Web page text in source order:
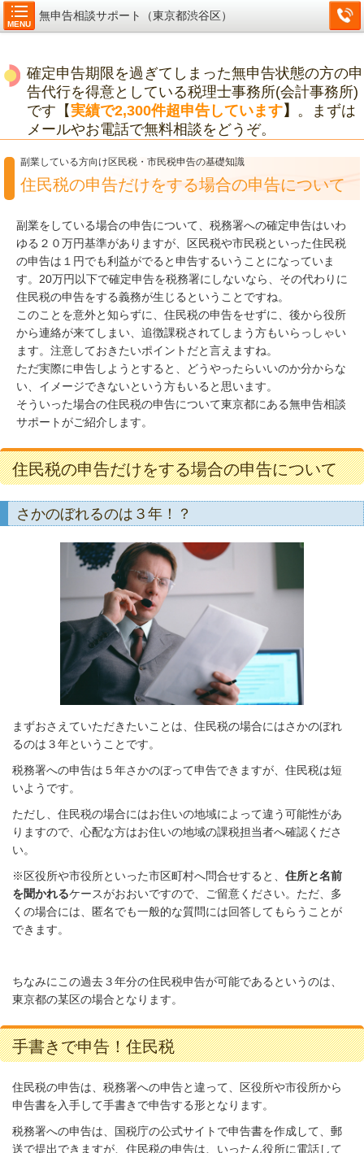
MENU
無申告相談サポート（東京都渋谷区）
確定申告期限を過ぎてしまった無申告状態の方の申
告代行を得意としている税理士事務所(会計事務所)
です【実績で2,300件超申告しています】 。まずは
メールやお電話で無料相談をどうぞ。
副業している方向け区民税・市民税申告の基礎知識
住民税の申告だけをする場合の申告について
副業をしている場合の申告について、税務署への確定申告はいわ
ゆる２０万円基準がありますが、区民税や市民税といった住民税
の申告は１円でも利益がでると申告するいうことになっていま
す。20万円以下で確定申告を税務署にしないなら、その代わりに
住民税の申告をする義務が生じるということですね。
このことを意外と知らずに、住民税の申告をせずに、後から役所
から連絡が来てしまい、追徴課税されてしまう方もいらっしゃい
ます。注意しておきたいポイントだと言えますね。
ただ実際に申告しようとすると、どうやったらいいのか分からな
い、イメージできないという方もいると思います。
そういった場合の住民税の申告について東京都にある無申告相談
サポートがご紹介します。
住民税の申告だけをする場合の申告について
さかのぼれるのは３年！？
まずおさえていただきたいことは、住民税の場合にはさかのぼれ
るのは３年ということです。
税務署への申告は５年さかのぼって申告できますが、住民税は短
いようです。
ただし、住民税の場合にはお住いの地域によって違う可能性があ
りますので、心配な方はお住いの地域の課税担当者へ確認くださ
い。
※区役所や市役所といった市区町村へ問合せすると、 住所と名前
を聞かれるケースがおおいですので、ご留意ください。ただ、多
くの場合には、匿名でも一般的な質問には回答してもらうことが
できます。
ちなみにこの過去３年分の住民税申告が可能であるというのは、
東京都の某区の場合となります。
手書きで申告！住民税
住民税の申告は、税務署への申告と違って、区役所や市役所から
申告書を入手して手書きで申告する形となります。
税務署への申告は、国税庁の公式サイトで申告書を作成して、郵
送で提出できますが、住民税の申告は、いったん役所に電話して